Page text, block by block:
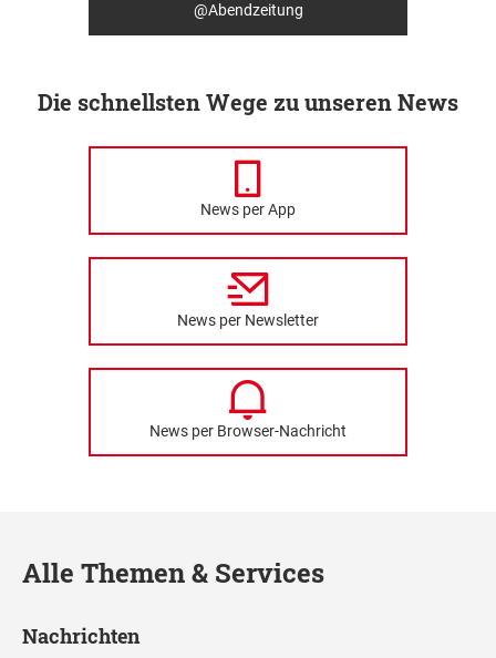
@Abendzeitung
Die schnellsten Wege zu unseren News
News per App
News per Newsletter
News per Browser-Nachricht
Alle Themen & Services
Nachrichten